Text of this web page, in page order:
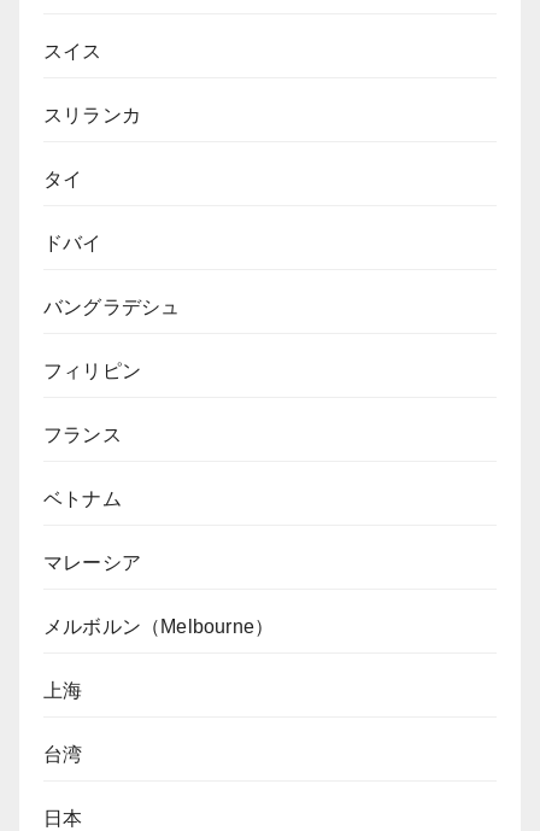
スイス
スリランカ
タイ
ドバイ
バングラデシュ
フィリピン
フランス
ベトナム
マレーシア
メルボルン（Melbourne）
上海
台湾
日本